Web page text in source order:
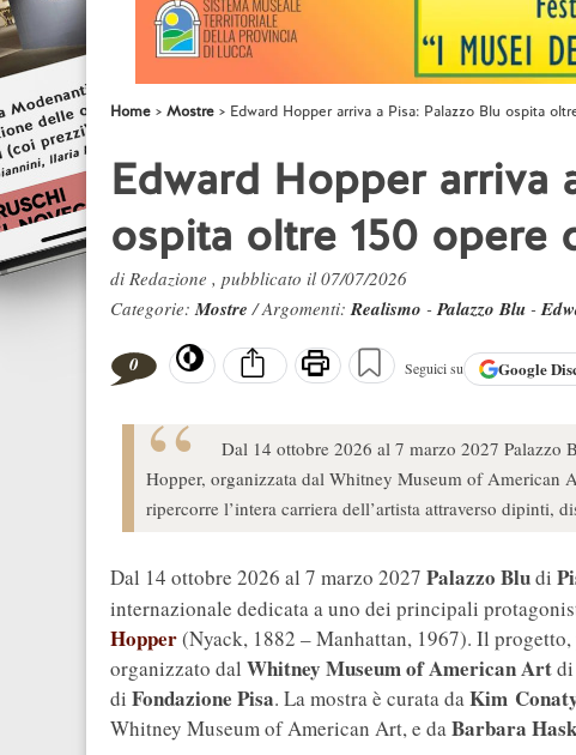
Home Mostre Edward Hopper arriva a Pisa: Palazzo Blu ospita
Edward Hopper arriva
ospita oltre 150 opere
di Redazione , pubblicato il 07/07/2026
Categorie:Mostre/ Argomenti:Realismo -Palazzo Blu -
0 Seguici su Google
Dal 14 ottobre 2026 al 7 marzo 2027 Palazzo
Hopper, organizzata dal Whitney Museum of American
ripercorre l’intera carriera dell’artista attraverso dipinti,
Dal 14 ottobre 2026 al 7 marzo 2027 Palazzo Bludi
internazionale dedicata a uno dei principali
Hopper(Nyack, 1882 – Manhattan, 1967). Il
organizzato dal Whitney Museum of American Art
di Fondazione Pisa. La mostra è curata daKim
Whitney Museum of American Art, e daBarbara